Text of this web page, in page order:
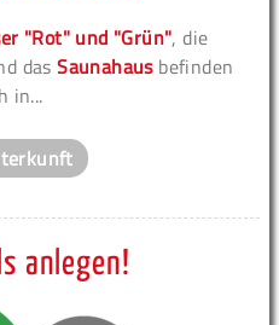
"Rot" und "Grün", die
dasSaunahausbefinden
in...
anlegen!